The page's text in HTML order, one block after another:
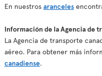
En nuestros aranceles
Información de la Agencia de
La Agencia de transporte
aéreo. Para obtener más
canadiense.